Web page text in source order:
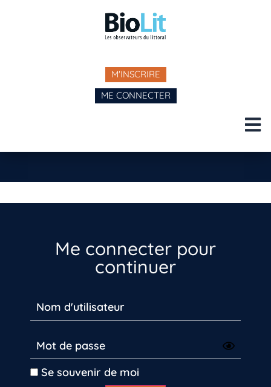
M'INSCRIRE
ME CONNECTER
Me connecter pour
continuer
Se souvenir de moi